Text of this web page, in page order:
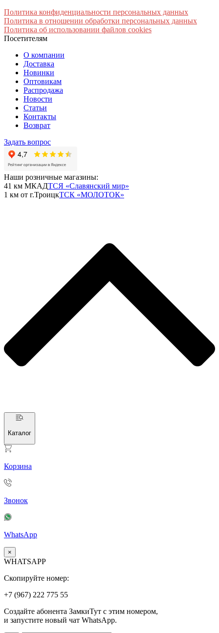
Политика конфиденциальности персональных данных
Политика в отношении обработки персональных данных
Политика об использовании файлов cookies
Посетителям
О компании
Доставка
Новинки
Оптовикам
Распродажа
Новости
Статьи
Контакты
Возврат
Задать вопрос
Наши розничные магазины:
41 км МКАДТСЯ «Славянский мир»
1 км от г.ТроицкТСК «МОЛОТОК»
Каталог
Корзина
Звонок
WhatsApp
×
WHATSAPP
Скопируйте номер:
+7 (967) 222 775 55
Создайте абонента ЗамкиТут с этим номером,
и запустите новый чат WhatsApp.